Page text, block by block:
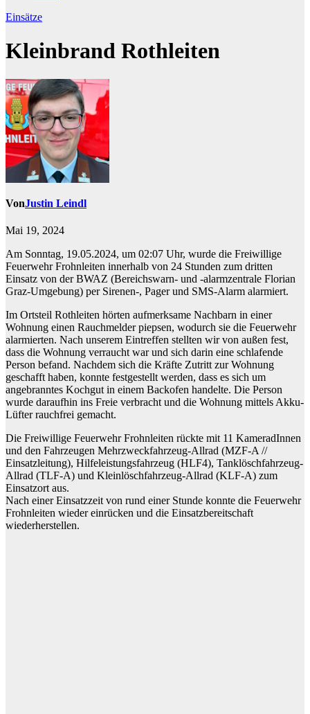
Einsätze
Kleinbrand Rothleiten
VonJustin Leindl
Mai 19, 2024
Am Sonntag, 19.05.2024, um 02:07 Uhr, wurde die Freiwillige
Feuerwehr Frohnleiten innerhalb von 24 Stunden zum dritten
Einsatz von der BWAZ (Bereichswarn- und -alarmzentrale Florian
Graz-Umgebung) per Sirenen-, Pager und SMS-Alarm alarmiert.
Im Ortsteil Rothleiten hörten aufmerksame Nachbarn in einer
Wohnung einen Rauchmelder piepsen, wodurch sie die Feuerwehr
alarmierten. Nach unserem Eintreffen stellten wir von außen fest,
dass die Wohnung verraucht war und sich darin eine schlafende
Person befand. Nachdem sich die Kräfte Zutritt zur Wohnung
geschafft haben, konnte festgestellt werden, dass es sich um
angebranntes Kochgut in einem Backofen handelte. Die Person
wurde daraufhin ins Freie verbracht und die Wohnung mittels Akku-
Lüfter rauchfrei gemacht.
Die Freiwillige Feuerwehr Frohnleiten rückte mit 11 KameradInnen
und den Fahrzeugen Mehrzweckfahrzeug-Allrad (MZF-A //
Einsatzleitung), Hilfeleistungsfahrzeug (HLF4), Tanklöschfahrzeug-
Allrad (TLF-A) und Kleinlöschfahrzeug-Allrad (KLF-A) zum
Einsatzort aus.
Nach einer Einsatzzeit von rund einer Stunde konnte die Feuerwehr
Frohnleiten wieder einrücken und die Einsatzbereitschaft
wiederherstellen.